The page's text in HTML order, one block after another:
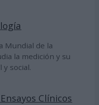
Mundial de la
la medición y su
y social.
Clínicos